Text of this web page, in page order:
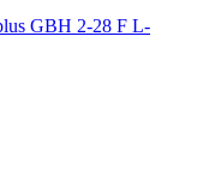
GBH 2-28 F L-